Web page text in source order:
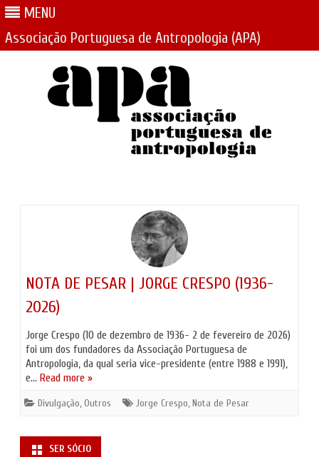
MENU
Associação Portuguesa de Antropologia (APA)
NOTA DE PESAR | JORGE CRESPO (1936-
2026)
Jorge Crespo (10 de dezembro de 1936- 2 de fevereiro de 2026)
foi um dos fundadores da Associação Portuguesa de
Antropologia, da qual seria vice-presidente (entre 1988 e 1991),
e… Read more »
Divulgação,Outros Jorge Crespo,Nota de Pesar
SER SÓCIO